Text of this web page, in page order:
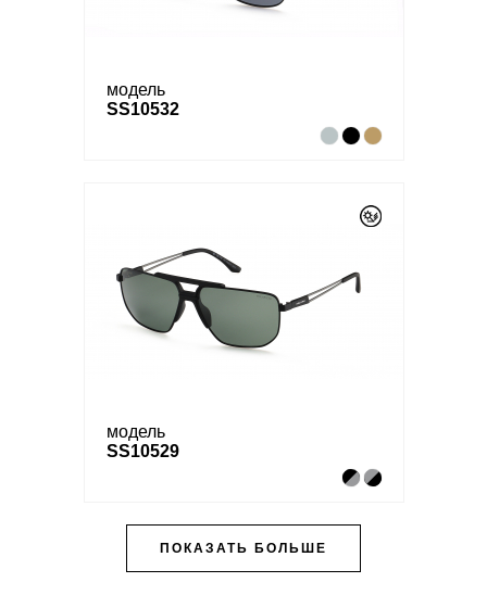
модель
SS10532
модель
SS10529
ПОКАЗАТЬ БОЛЬШЕ